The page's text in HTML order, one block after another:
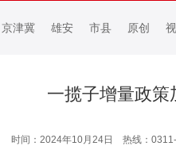
京津冀 雄安 市县 原创
一揽子增量政策
时间：2024年10月24日 热线：